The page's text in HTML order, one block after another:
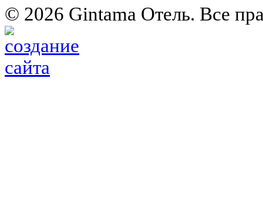
© 2026 Gintama Отель. Все